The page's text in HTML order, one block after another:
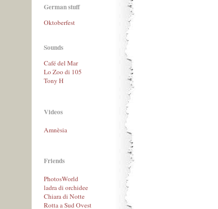
German stuff
Oktoberfest
Sounds
Café del Mar
Lo Zoo di 105
Tony H
Videos
Amnèsia
Friends
PhotosWorld
ladra di orchidee
Chiara di Notte
Rotta a Sud Ovest